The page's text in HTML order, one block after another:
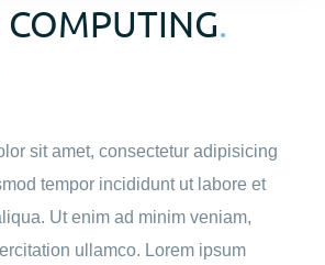
.
sit amet, consectetur adipisicing
tempor incididunt ut labore et
Ut enim ad minim veniam,
ullamco. Lorem ipsum